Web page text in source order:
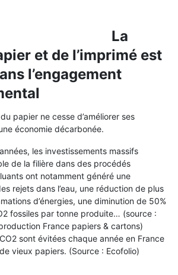
La
et de l’imprimé est
l’engagement
papier ne cesse d’améliorer ses
économie décarbonée.
les investissements massifs
de la filière dans des procédés
ont notamment généré une
rejets dans l’eau, une réduction de plus
d’énergies, une diminution de 50%
fossiles par tonne produite… (source :
France papiers & cartons)
sont évitées chaque année en France
vieux papiers. (Source : Ecofolio)